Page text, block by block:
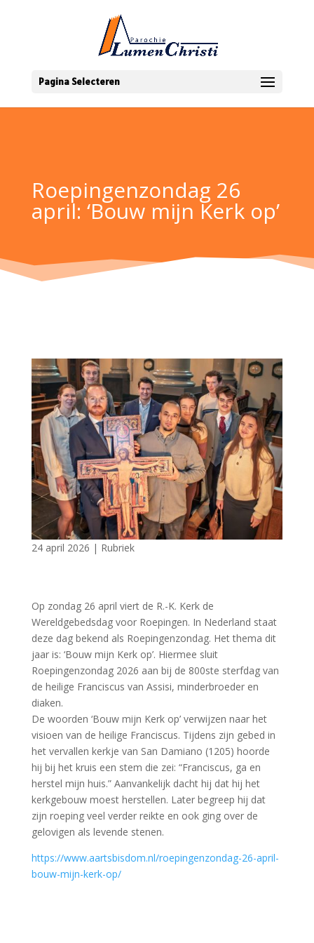
Pagina Selecteren
Roepingenzondag 26
april: ‘Bouw mijn Kerk op’
24 april 2026 | Rubriek
Op zondag 26 april viert de R.-K. Kerk de
Wereldgebedsdag voor Roepingen. In Nederland staat
deze dag bekend als Roepingenzondag. Het thema dit
jaar is: ‘Bouw mijn Kerk op’. Hiermee sluit
Roepingenzondag 2026 aan bij de 800ste sterfdag van
de heilige Franciscus van Assisi, minderbroeder en
diaken.
De woorden ‘Bouw mijn Kerk op’ verwijzen naar het
visioen van de heilige Franciscus. Tijdens zijn gebed in
het vervallen kerkje van San Damiano (1205) hoorde
hij bij het kruis een stem die zei: “Franciscus, ga en
herstel mijn huis.” Aanvankelijk dacht hij dat hij het
kerkgebouw moest herstellen. Later begreep hij dat
zijn roeping veel verder reikte en ook ging over de
gelovigen als levende stenen.
https://www.aartsbisdom.nl/roepingenzondag-26-april-
bouw-mijn-kerk-op/